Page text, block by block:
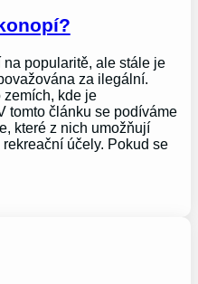
popularitě, ale stále je
za ilegální.
zemích, kde je
tomto článku se podíváme
které z nich umožňují
účely. Pokud se